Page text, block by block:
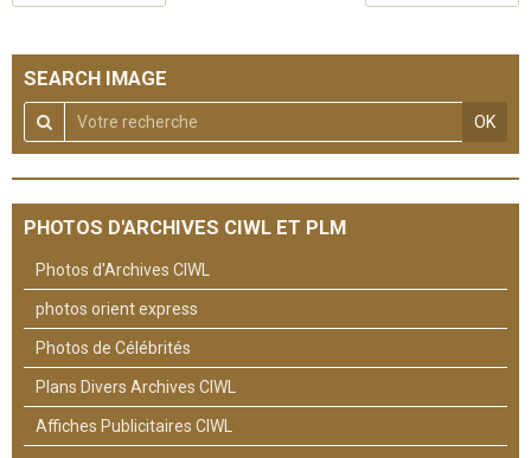
SEARCH IMAGE
OK
PHOTOS D'ARCHIVES CIWL ET PLM
Photos d'Archives CIWL
photos orient express
Photos de Célébrités
Plans Divers Archives CIWL
Affiches Publicitaires CIWL